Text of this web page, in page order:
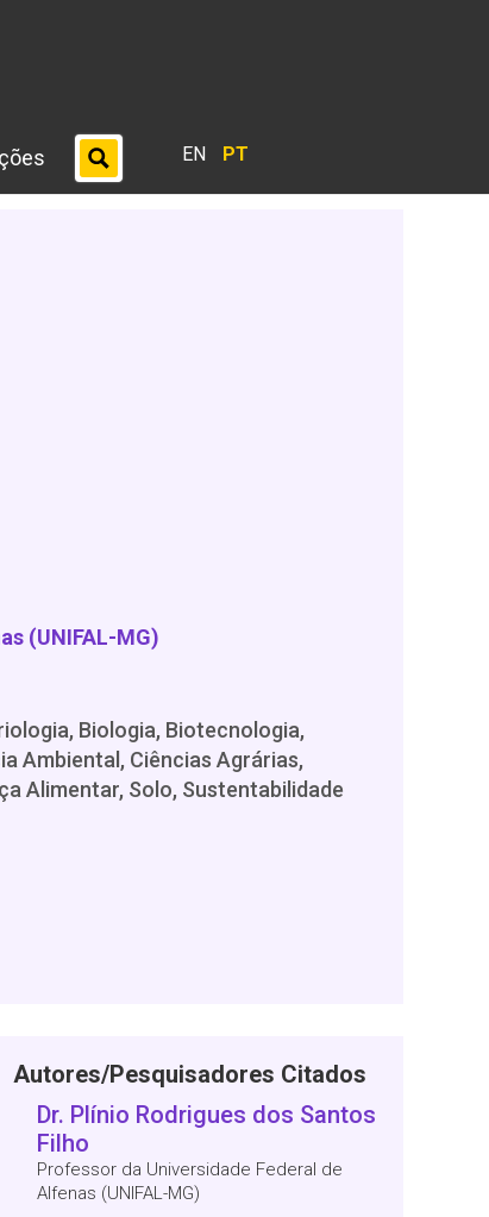
EN PT
(UNIFAL-MG)
Biologia, Biotecnologia,
Ambiental, Ciências Agrárias,
Alimentar, Solo, Sustentabilidade
Autores/Pesquisadores Citados
Dr. Plínio Rodrigues dos Santos
Filho
Professor da Universidade Federal de
Alfenas (UNIFAL-MG)